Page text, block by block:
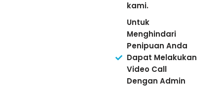
kami.
Untuk
Menghindari
Penipuan Anda
Dapat Melakukan
Video Call
Dengan Admin